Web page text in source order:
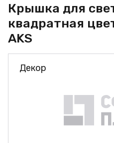
Крышка для
квадратная
AKS
Декор